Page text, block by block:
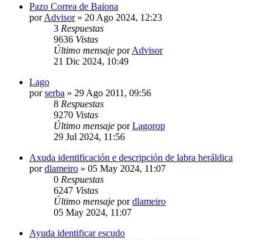
Pazo Correa de Baiona
porAdvisor» 20 Ago 2024, 12:23
3 Respuestas
9636 Vistas
Último mensaje porAdvisor
21 Dic 2024, 10:49
Lago
porserba » 29 Ago 2011, 09:56
8 Respuestas
9270 Vistas
Último mensaje porLagorop
29 Jul 2024, 11:56
Axuda identificación e descripción de labra heráldica
pordlameiro » 05 May 2024, 11:07
0 Respuestas
6247 Vistas
Último mensaje pordlameiro
05 May 2024, 11:07
Ayuda identificar escudo